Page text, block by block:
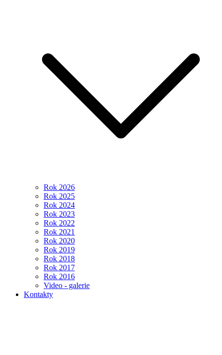
Rok 2026
Rok 2025
Rok 2024
Rok 2023
Rok 2022
Rok 2021
Rok 2020
Rok 2019
Rok 2018
Rok 2017
Rok 2016
Video - galerie
Kontakty